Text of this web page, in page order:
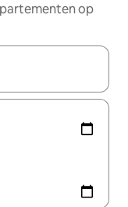
op
maak je een keuze